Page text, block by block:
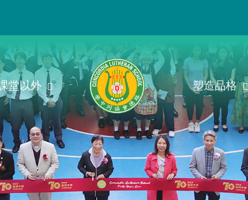
堂以外 塑造品格